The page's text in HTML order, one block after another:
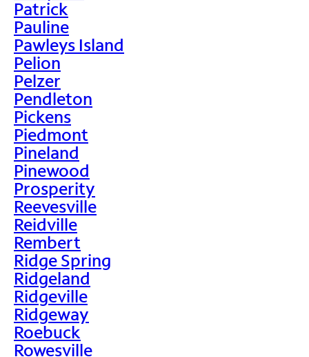
Patrick
Pauline
Pawleys Island
Pelion
Pelzer
Pendleton
Pickens
Piedmont
Pineland
Pinewood
Prosperity
Reevesville
Reidville
Rembert
Ridge Spring
Ridgeland
Ridgeville
Ridgeway
Roebuck
Rowesville